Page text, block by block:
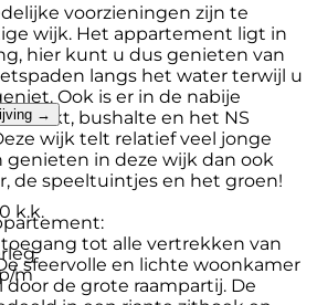
voorzieningen zijn te
wijk. Het appartement ligt in
hier kunt u dus genieten van
langs het water terwijl u
Ook is er in de nabije
bushalte en het NS
wijk telt relatief veel jonge
genieten in deze wijk dan ook
de speeltuintjes en het groen!
tot alle vertrekken van
sfeervolle en lichte woonkamer
de grote raampartij. De
→
k.k.
m